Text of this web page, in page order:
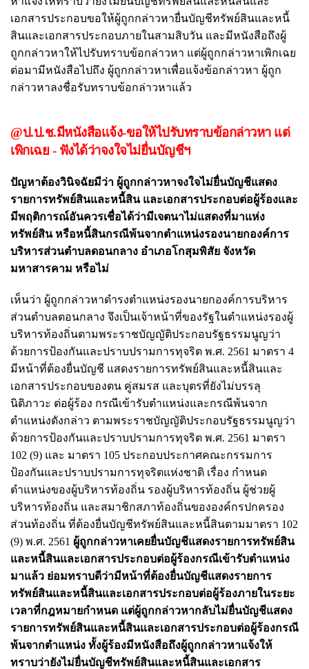
เอกสารประกอบขอให้ผู้ถูกกล่าวหายื่นบัญชีทรัพย์สินและหนี้
สินและเอกสารประกอบภายในสามสิบวัน และมีหนังสือถึงผู้
ถูกกล่าวหาให้ไปรับทราบข้อกล่าวหา แต่ผู้ถูกกล่าวหาเพิกเฉย
ต่อมามีหนังสือไปถึง ผู้ถูกกล่าวหาเพื่อแจ้งข้อกล่าวหา ผู้ถูก
กล่าวหาลงชื่อรับทราบข้อกล่าวหาแล้ว
@ป.ป.ช.มีหนังสือแจ้ง-ขอให้ไปรับทราบข้อกล่าวหา แต่
เพิกเฉย - ฟังได้ว่าจงใจไม่ยื่นบัญชีฯ
ปัญหาต้องวินิจฉัยมีว่า ผู้ถูกกล่าวหาจงใจไม่ยื่นบัญชีแสดง
รายการทรัพย์สินและหนี้สิน และเอกสารประกอบต่อผู้ร้องและ
มีพฤติการณ์อันควรเชื่อได้ว่ามีเจตนาไม่แสดงที่มาแห่ง
ทรัพย์สิน หรือหนี้สินกรณีพ้นจากตำแหน่งรองนายกองค์การ
บริหารส่วนตำบลดอนกลาง อำเภอโกสุมพิสัย จังหวัด
มหาสารคาม หรือไม่
เห็นว่า ผู้ถูกกล่าวหาดำรงตำแหน่งรองนายกองค์การบริหาร
ส่วนตำบลตอนกลาง จึงเป็นเจ้าหน้าที่ของรัฐในตำแหน่งรองผู้
บริหารท้องถิ่นตามพระราชบัญญัติประกอบรัฐธรรมนูญว่า
ด้วยการป้องกันและปราบปรามการทุจริต พ.ศ. 2561 มาตรา 4
มีหน้าที่ต้องยื่นบัญชี แสดงรายการทรัพย์สินและหนี้สินและ
เอกสารประกอบของตน คู่สมรส และบุตรที่ยังไม่บรรลุ
นิติภาวะ ต่อผู้ร้อง กรณีเข้ารับตำแหน่งและกรณีพ้นจาก
ตำแหน่งดังกล่าว ตามพระราชบัญญัติประกอบรัฐธรรมนูญว่า
ด้วยการป้องกันและปราบปรามการทุจริต พ.ศ. 2561 มาตรา
102 (9) และ มาตรา 105 ประกอบประกาศคณะกรรมการ
ป้องกันและปราบปรามการทุจริตแห่งชาติ เรื่อง กำหนด
ตำแหน่งของผู้บริหารท้องถิ่น รองผู้บริหารท้องถิ่น ผู้ช่วยผู้
บริหารท้องถิ่น และสมาชิกสภาท้องถิ่นขององค์กรปกครอง
ส่วนท้องถิ่น ที่ต้องยื่นบัญชีทรัพย์สินและหนี้สินตามมาตรา 102
(9) พ.ศ. 2561 ผู้ถูกกล่าวหาเคยยื่นบัญชีแสดงรายการทรัพย์สิน
และหนี้สินและเอกสารประกอบต่อผู้ร้องกรณีเข้ารับตำแหน่ง
มาแล้ว ย่อมทราบดีว่ามีหน้าที่ต้องยื่นบัญชีแสดงรายการ
ทรัพย์สินและหนี้สินและเอกสารประกอบต่อผู้ร้องภายในระยะ
เวลาที่กฎหมายกำหนด แต่ผู้ถูกกล่าวหากลับไม่ยื่นบัญชีแสดง
รายการทรัพย์สินและหนี้สินและเอกสารประกอบต่อผู้ร้องกรณี
พ้นจากตำแหน่ง ทั้งผู้ร้องมีหนังสือถึงผู้ถูกกล่าวหาแจ้งให้
ทราบว่ายังไม่ยื่นบัญชีทรัพย์สินและหนี้สินและเอกสาร